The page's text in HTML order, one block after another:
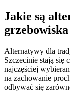
Jakie są
Alternatywy dla
Szczecinie stają się
najczęściej
na zachowanie
odbywać się